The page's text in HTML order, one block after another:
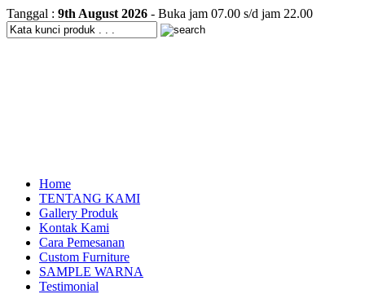
Tanggal : 9th August 2026 - Buka jam 07.00 s/d jam 22.00
Home
TENTANG KAMI
Gallery Produk
Kontak Kami
Cara Pemesanan
Custom Furniture
SAMPLE WARNA
Testimonial